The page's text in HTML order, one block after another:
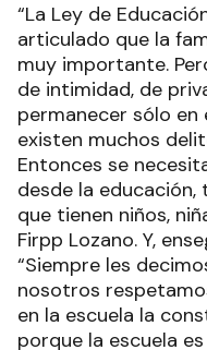
“La Ley de
articulado que la
muy importante.
de intimidad, de
permanecer sólo
existen muchos
Entonces se
desde la
que tienen niños,
Firpp Lozano. Y,
“Siempre les
nosotros
en la escuela la
porque la escuela